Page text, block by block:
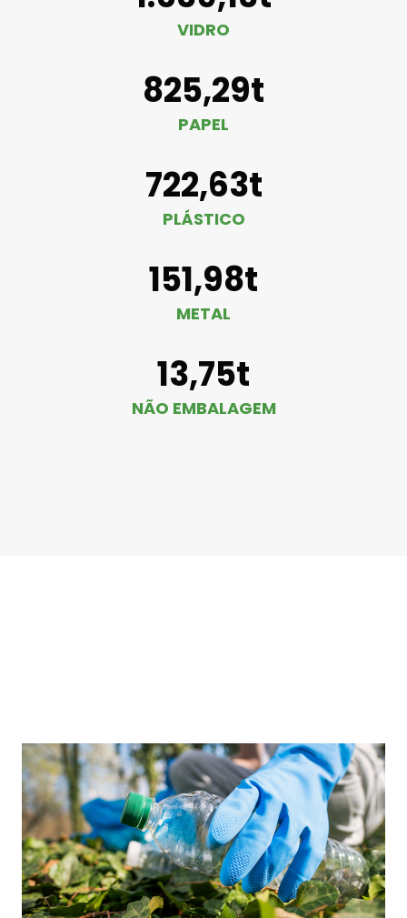
VIDRO
825,29t
PAPEL
722,63t
PLÁSTICO
151,98t
METAL
13,75t
NÃO EMBALAGEM